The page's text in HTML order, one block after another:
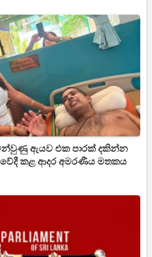
ඇයව එක පාරක් දකින්න
කළ ආදර අමරණීය මතකය